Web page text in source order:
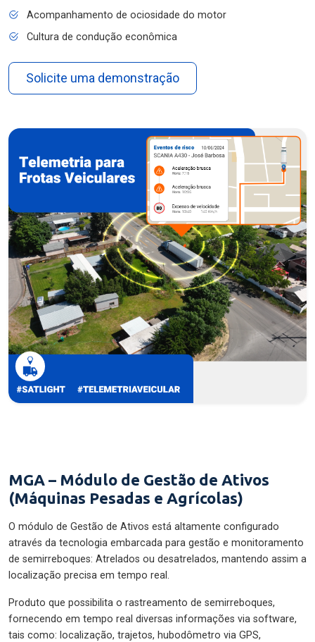
Acompanhamento de ociosidade do motor
Cultura de condução econômica
Solicite uma demonstração
MGA – Módulo de Gestão de Ativos
(Máquinas Pesadas e Agrícolas)
O módulo de Gestão de Ativos está altamente configurado
através da tecnologia embarcada para gestão e monitoramento
de semirreboques: Atrelados ou desatrelados, mantendo assim a
localização precisa em tempo real.
Produto que possibilita o rastreamento de semirreboques,
fornecendo em tempo real diversas informações via software,
tais como: localização, trajetos, hubodômetro via GPS,